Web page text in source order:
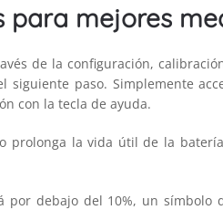
para mejores
de la configuración,
siguiente paso. Simplemente
con la tecla de ayuda.
prolonga la vida útil de la
por debajo del 10%, un símbolo